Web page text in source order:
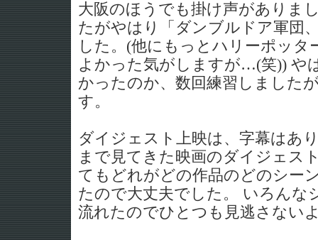
大阪のほうでも掛け声がありま
たがやはり「ダンブルドア軍団
した。(他にもっとハリーポッタ
よかった気がしますが…(笑)) や
かったのか、数回練習しました
す。
ダイジェスト上映は、字幕はあ
まで見てきた映画のダイジェス
てもどれがどの作品のどのシー
たので大丈夫でした。 いろんな
流れたのでひとつも見逃さない